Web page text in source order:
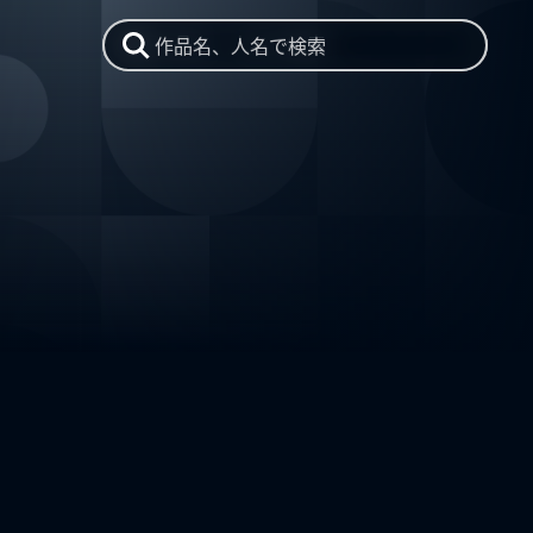
作品名、人名で検索